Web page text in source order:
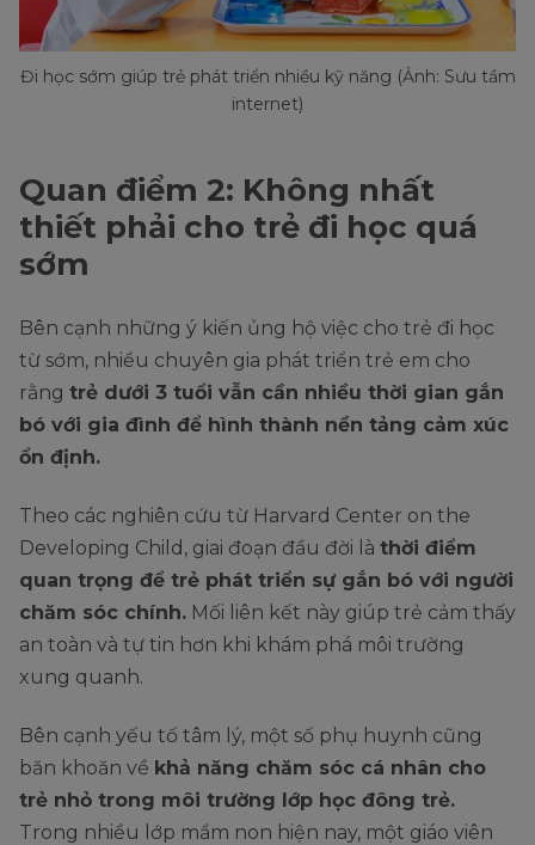
Đi học sớm giúp trẻ phát triển nhiều kỹ năng (Ảnh: Sưu tầm
internet)
Quan điểm 2: Không nhất
thiết phải cho trẻ đi học quá
sớm
Bên cạnh những ý kiến ủng hộ việc cho trẻ đi học
từ sớm, nhiều chuyên gia phát triển trẻ em cho
rằng trẻ dưới 3 tuổi vẫn cần nhiều thời gian gắn
bó với gia đình để hình thành nền tảng cảm xúc
ổn định.
Theo các nghiên cứu từ Harvard Center on the
Developing Child, giai đoạn đầu đời là thời điểm
quan trọng để trẻ phát triển sự gắn bó với người
chăm sóc chính. Mối liên kết này giúp trẻ cảm thấy
an toàn và tự tin hơn khi khám phá môi trường
xung quanh.
Bên cạnh yếu tố tâm lý, một số phụ huynh cũng
băn khoăn về khả năng chăm sóc cá nhân cho
trẻ nhỏ trong môi trường lớp học đông trẻ.
Trong nhiều lớp mầm non hiện nay, một giáo viên